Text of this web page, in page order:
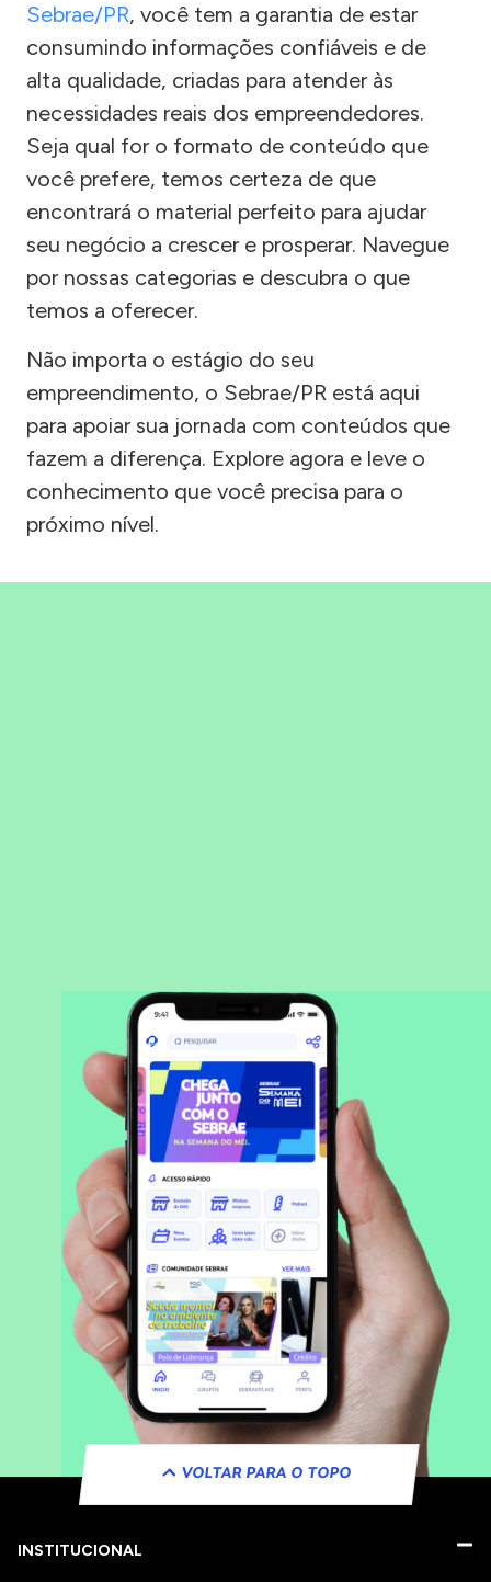
Sebrae/PR, você tem a garantia de estar
consumindo informações confiáveis e de
alta qualidade, criadas para atender às
necessidades reais dos empreendedores.
Seja qual for o formato de conteúdo que
você prefere, temos certeza de que
encontrará o material perfeito para ajudar
seu negócio a crescer e prosperar. Navegue
por nossas categorias e descubra o que
temos a oferecer.
Não importa o estágio do seu
empreendimento, o Sebrae/PR está aqui
para apoiar sua jornada com conteúdos que
fazem a diferença. Explore agora e leve o
conhecimento que você precisa para o
próximo nível.
VOLTAR PARA O TOPO
INSTITUCIONAL